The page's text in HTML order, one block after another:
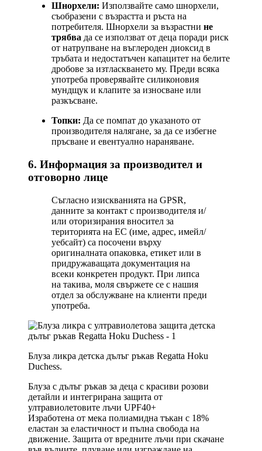
Шнорхели: Използвайте само шнорхели,
съобразени с възрастта и ръста на
потребителя. Шнорхели за възрастни не
трябва да се използват от деца поради риск
от натрупване на въглероден диоксид в
тръбата и недостатъчен капацитет на белите
дробове за изтласкването му. Преди всяка
употреба проверявайте силиконовия
мундщук и клапите за износване или
разкъсване.
Топки: Да се помпат до указаното от
производителя налягане, за да се избегне
пръсване и евентуално нараняване.
6. Информация за производител и
отговорно лице
Съгласно изискванията на GPSR,
данните за контакт с производителя и/
или оторизирания вносител за
територията на ЕС (име, адрес, имейл/
уебсайт) са посочени върху
оригиналната опаковка, етикет или в
придружаващата документация на
всеки конкретен продукт. При липса
на такива, моля свържете се с нашия
отдел за обслужване на клиенти преди
употреба.
Блуза ликра детска дълъг ръкав Regatta Hoku
Duchess.
Блуза с дълъг ръкав за деца с красиви розови
детайли и интегрирана защита от
ултравиолетовите лъчи UPF40+
Изработена от мека полиамидна тъкан с 18%
еластан за еластичност и пълна свобода на
движение. Защита от вредните лъчи при скачане